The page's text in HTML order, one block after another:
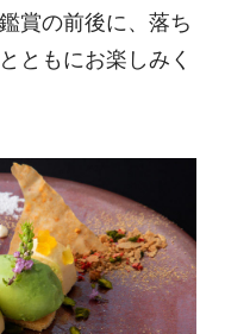
賞の前後に、落ち
ともにお楽しみく